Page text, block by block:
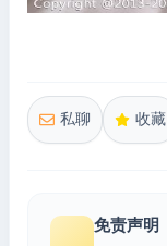
私聊 收藏
免责声明